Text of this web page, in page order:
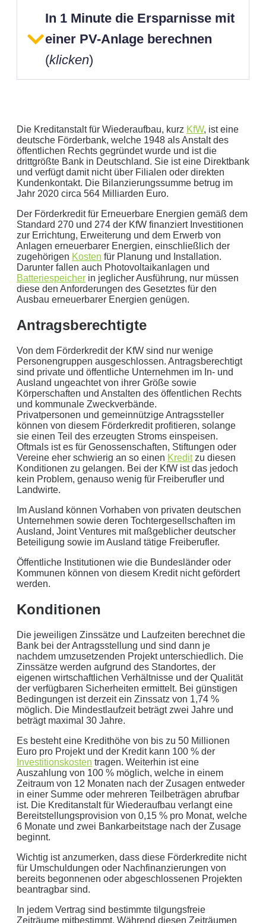
In 1 Minute die Ersparnisse mit
einer PV-Anlage berechnen
(klicken)
Geben Sie hier Ihren jährlichen Stromverbrauch an
kWh
Wir empfehlen: kWp Anlage sowie einen
Speicher.
Aktuellen Strompreis anpassen
€/kWh
Hinweis:Dies ist eine Beispielrechnung
Dies ist eine beispielhafte Rechnung mit folgender
aktuellen Strompreis von0Euro
Photovoltaikanlage mit0kWp Leistung
Stromspeicher mit einer Kapazität von
ergibt ein Autarkiegrad von0 %
Detailliertere Berechnungen liefert unser
Wirtschaftlichkeitsrechner.
die bis 5000 kWh optimiert ist.
Jetzt unverbindliches Angebot erhalten
Mit dem Absenden erklären Sie sich mit der
Zustimmung an Dritte weiter. Wir verwenden Ihre Daten nicht zu
Werbezwecken in Form von Newslettern oder sonstigen
Werbeformaten.
REGIONAL. PERSÖNLICH. TYPISCH
NORDDEUTSCH.
Sie erhalten einen Anruf von uns innerhalb von
Stunden.Getreu unser Markenpersönlichkeit
behandeln wir Ihr Anliegen von der ersten Minute an
mit den altbewährtennorddeutschenkaufmännischen
Tugenden.
Aus der Region, für die Region. Daher arbeiten wir
nur mit regionalen Partnern und exklusiv für unsere
Ihre Daten in guten Händen:
keine Weitergabe an Dritte
Die Kreditanstalt für Wiederaufbau, kurz KfW, ist eine
deutsche Förderbank, welche 1948 als Anstalt des
öffentlichen Rechts gegründet wurde und ist die
drittgrößte Bank in Deutschland. Sie ist eine Direktbank
und verfügt damit nicht über Filialen oder direkten
Kundenkontakt. Die Bilanzierungssumme betrug im
Jahr 2020 circa 564 Milliarden Euro.
Der Förderkredit für Erneuerbare Energien gemäß dem
Standard 270 und 274 der KfW finanziert Investitionen
zur Errichtung, Erweiterung und dem Erwerb von
Anlagen erneuerbarer Energien, einschließlich der
zugehörigen Kosten für Planung und Installation.
Darunter fallen auch Photovoltaikanlagen und
Batteriespeicher in jeglicher Ausführung, nur müssen
diese den Anforderungen des Gesetztes für den
Ausbau erneuerbarer Energien genügen.
Antragsberechtigte
Von dem Förderkredit der KfW sind nur wenige
Personengruppen ausgeschlossen. Antragsberechtigt
sind private und öffentliche Unternehmen im In- und
Ausland ungeachtet von ihrer Größe sowie
Körperschaften und Anstalten des öffentlichen Rechts
und kommunale Zweckverbände.
Privatpersonen und gemeinnützige Antragssteller
können von diesem Förderkredit profitieren, solange
sie einen Teil des erzeugten Stroms einspeisen.
Oftmals ist es für Genossenschaften, Stiftungen oder
Vereine eher schwierig an so einen Kreditzu diesen
Konditionen zu gelangen. Bei der KfW ist das jedoch
kein Problem, genauso wenig für Freiberufler und
Landwirte.
Im Ausland können Vorhaben von privaten deutschen
Unternehmen sowie deren Tochtergesellschaften im
Ausland, Joint Ventures mit maßgeblicher deutscher
Beteiligung sowie im Ausland tätige Freiberufler.
Öffentliche Institutionen wie die Bundesländer oder
Kommunen können von diesem Kredit nicht gefördert
werden.
Konditionen
Die jeweiligen Zinssätze und Laufzeiten berechnet die
Bank bei der Antragsstellung und sind dann je
nachdem umzusetzenden Projekt unterschiedlich. Die
Zinssätze werden aufgrund des Standortes, der
eigenen wirtschaftlichen Verhältnisse und der Qualität
der verfügbaren Sicherheiten ermittelt. Bei günstigen
Bedingungen ist derzeit ein Zinssatz von 1,74 %
möglich. Die Mindestlaufzeit beträgt zwei Jahre und
beträgt maximal 30 Jahre.
Es besteht eine Kredithöhe von bis zu 50 Millionen
Euro pro Projekt und der Kredit kann 100 % der
Investitionskosten tragen. Weiterhin ist eine
Auszahlung von 100 % möglich, welche in einem
Zeitraum von 12 Monaten nach der Zusagen entweder
in einer Summe oder mehreren Teilbeträgen abrufbar
ist. Die Kreditanstalt für Wiederaufbau verlangt eine
Bereitstellungsprovision von 0,15 % pro Monat, welche
6 Monate und zwei Bankarbeitstage nach der Zusage
beginnt.
Wichtig ist anzumerken, dass diese Förderkredite nicht
für Umschuldungen oder Nachfinanzierungen von
bereits begonnenen oder abgeschlossenen Projekten
beantragbar sind.
In jedem Vertrag sind bestimmte tilgungsfreie
Zeiträume mitbestimmt. Während diesen Zeiträumen